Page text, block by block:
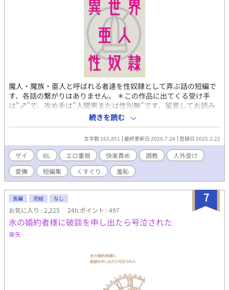
魔人・魔族・亜人と呼ばれる者達を性奴隷として弄ぶ話の短編で
す、各話の繋がりはありません。 ＊この作品に出てくる受け手
は"♂"で、攻め手は"人間男または性別無"です、留意してお読み
ください。 ＊実際の人物、団体、場所等には一切関係ありませ
ん、あくまで一つの創作物としてお楽しみ下さい。 ＊R-18小説と
なります。一方的に行われる性的な責め、快楽責め等の要素があ
ります。 ＊作者の性癖の関係により簡単な設定描写の後に抜きエ
ロとなっています。ご容赦ください。 ＊短編全ての登場人物に詳
細な見目の設定などはございません、各自お好きな容姿に変換し
てお楽しみ下さい。
続きを読む
文字数 163,851 最終更新日 2026.7.24 登録日 2025.2.22
ゲイ BL エロ重視 快楽責め 調教
人外受け
愛撫
短編集 くすぐり 羞恥
7
長編 完結 なし
お気に入り : 2,225 24h.ポイント : 497
氷の婚約者様に破談を申し出たら号泣された
楽矢